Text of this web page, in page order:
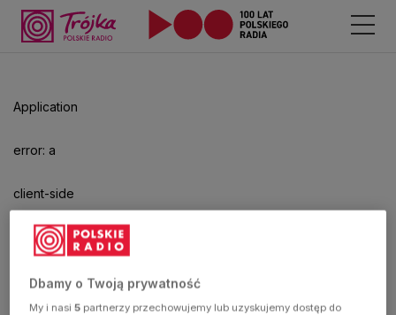
Application
error: a
client-side
exception
hasDbamy o Twoją prywatność
My i nasi5 partnerzy przechowujemy lub uzyskujemy dostęp do